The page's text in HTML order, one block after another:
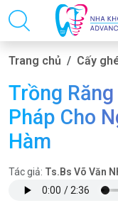
Trang chủ Cấy
Trồng
Pháp Cho
Hàm
Tác giả: Ts.Bs Võ Văn